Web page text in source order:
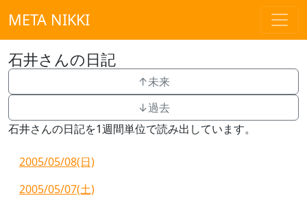
META NIKKI
石井さんの日記
↑未来
↓過去
石井さんの日記を1週間単位で読み出しています。
2005/05/08(日)
2005/05/07(土)